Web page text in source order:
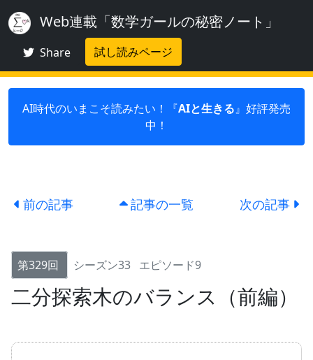
Web連載「数学ガールの秘密ノート」
Share 試し読みページ
AI時代のいまこそ読みたい！『AIと生きる』好評発売
中！
前の記事 記事の一覧 次の記事
第329回 シーズン33 エピソード9
二分探索木のバランス（前編）